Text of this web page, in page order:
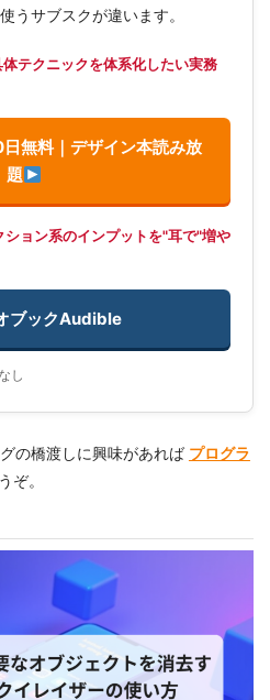
うサブスクが違います。
テクニックを体系化したい実務
無料｜デザイン本読み放
題
ョン系のインプットを"耳で"増や
ブックAudible
し
の橋渡しに興味があれば プログラ
ぞ。